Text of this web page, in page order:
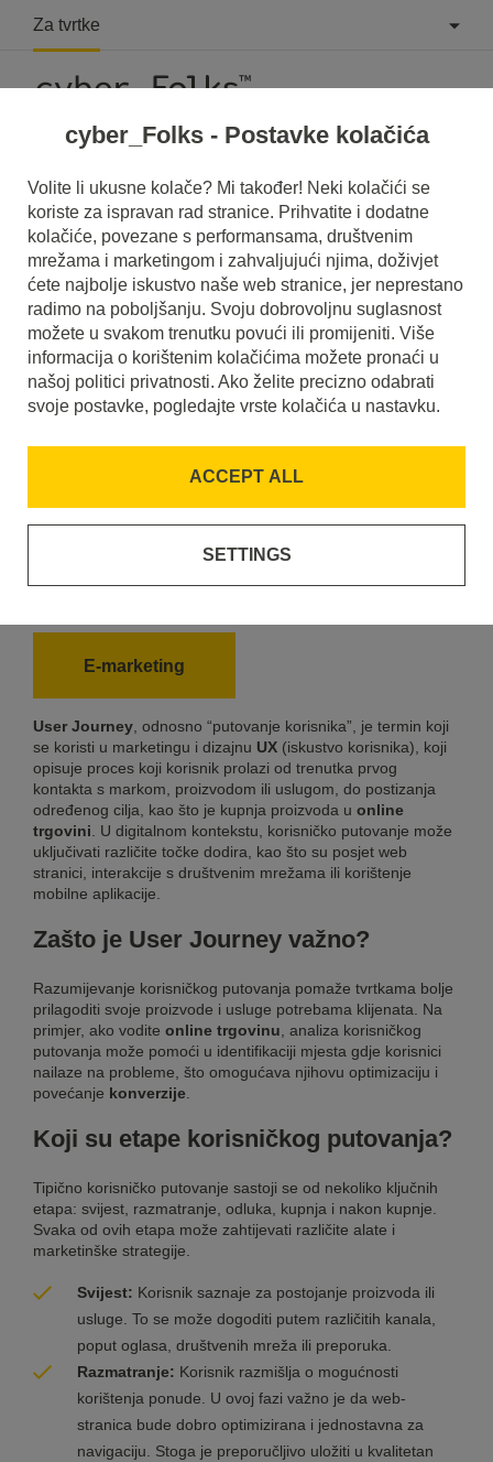
Za tvrtke
Read what it isUser Journeyin our dictionary.
It will help you better understand what exactly it isUser
Journeyand what is the meaning to you in everyday use.
A B C D E F G H I
J K L M N O P Q R
V W X
E-marketing
User Journey, odnosno “putovanje korisnika”, je termin koji
se koristi u marketingu i dizajnu UX (iskustvo korisnika), koji
opisuje proces koji korisnik prolazi od trenutka prvog
kontakta s markom, proizvodom ili uslugom, do postizanja
određenog cilja, kao što je kupnja proizvoda u online
trgovini. U digitalnom kontekstu, korisničko putovanje može
uključivati različite točke dodira, kao što su posjet web
stranici, interakcije s društvenim mrežama ili korištenje
mobilne aplikacije.
Zašto je User Journey važno?
Razumijevanje korisničkog putovanja pomaže tvrtkama bolje
prilagoditi svoje proizvode i usluge potrebama klijenata. Na
primjer, ako vodite online trgovinu, analiza korisničkog
putovanja može pomoći u identifikaciji mjesta gdje korisnici
nailaze na probleme, što omogućava njihovu optimizaciju i
povećanje konverzije.
Koji su etape korisničkog putovanja?
Tipično korisničko putovanje sastoji se od nekoliko ključnih
etapa: svijest, razmatranje, odluka, kupnja i nakon kupnje.
Svaka od ovih etapa može zahtijevati različite alate i
marketinške strategije.
Svijest: Korisnik saznaje za postojanje proizvoda ili
usluge. To se može dogoditi putem različitih kanala,
poput oglasa, društvenih mreža ili preporuka.
Razmatranje: Korisnik razmišlja o mogućnosti
korištenja ponude. U ovoj fazi važno je da web-
stranica bude dobro optimizirana i jednostavna za
navigaciju. Stoga je preporučljivo uložiti u kvalitetan
cyber_Folks - Postavke kolačića
Volite li ukusne kolače? Mi također! Neki kolačići se
koriste za ispravan rad stranice. Prihvatite i dodatne
kolačiće, povezane s performansama, društvenim
mrežama i marketingom i zahvaljujući njima, doživjet
ćete najbolje iskustvo naše web stranice, jer neprestano
radimo na poboljšanju. Svoju dobrovoljnu suglasnost
možete u svakom trenutku povući ili promijeniti. Više
informacija o korištenim kolačićima možete pronaći u
našoj politici privatnosti. Ako želite precizno odabrati
svoje postavke, pogledajte vrste kolačića u nastavku.
ACCEPT ALL
SETTINGS